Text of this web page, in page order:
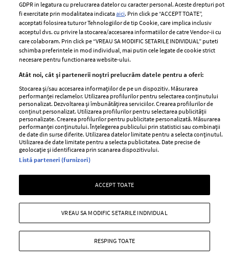
de vis
DETOXIFIERE 18 iunie 2014
Mai e foarte putin si va trebui sa defilezi in bikini! Ca sa fii
o adevarata aparitie pe plaja in acest sezon, ELLE ti-a
pregatit un ghid complet pentru un corp de vis...
Obiectiv: corp perfect
GDPR in legatura cu prelucrarea datelor cu caracter personal. Aceste drepturi pot
fi exercitate prin modalitatea indicataaici. Prin click pe “ACCEPT TOATE”,
acceptati folosirea tuturor Tehnologiilor de tip Cookie, care implica inclusiv
acceptul dvs. cu privire la stocarea/accesarea informatiilor de catre Vendor-ii cu
care colaboram. Prin click pe “VREAU SA MODIFIC SETARILE INDIVIDUAL” puteti
schimba preferintele in mod individual, mai putin cele legate de cookie strict
necesare pentru functionarea website-ului.
Atât noi, cât și partenerii noștri prelucrăm datele pentru a oferi:
Stocarea și/sau accesarea informațiilor de pe un dispozitiv. Măsurarea
performanței reclamelor. Utilizarea profilurilor pentru selectarea conținutului
personalizat. Dezvoltarea și îmbunătățirea serviciilor. Crearea profilurilor de
conținut personalizat. Utilizarea profilurilor pentru selectarea publicității
personalizate. Crearea profilurilor pentru publicitate personalizată. Măsurarea
performanței conținutului. Înțelegerea publicului prin statistici sau combinații
de date din surse diferite. Utilizarea datelor limitate pentru a selecta conținutul.
Utilizarea de date limitate pentru a selecta publicitatea. Date precise de
geolocație și identificarea prin scanarea dispozitivului.
Listă parteneri (furnizori)
ACCEPT TOATE
RESPING TOATE
VREAU SA MODIFIC SETARILE INDIVIDUAL